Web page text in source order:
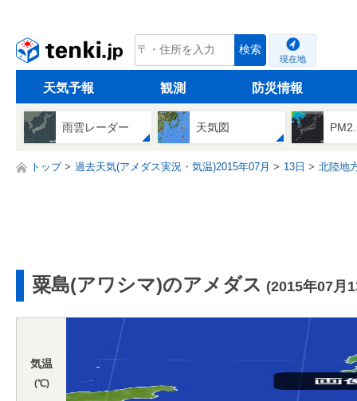
tenki.jp 検索
現在地
天気予報 観測 防災情報
雨雲レーダー 天気図
トップ 過去天気(アメダス実況・気温)2015年07月 13日 北陸地
粟島(アワシマ)のアメダス (2015年07月
気温
(℃)